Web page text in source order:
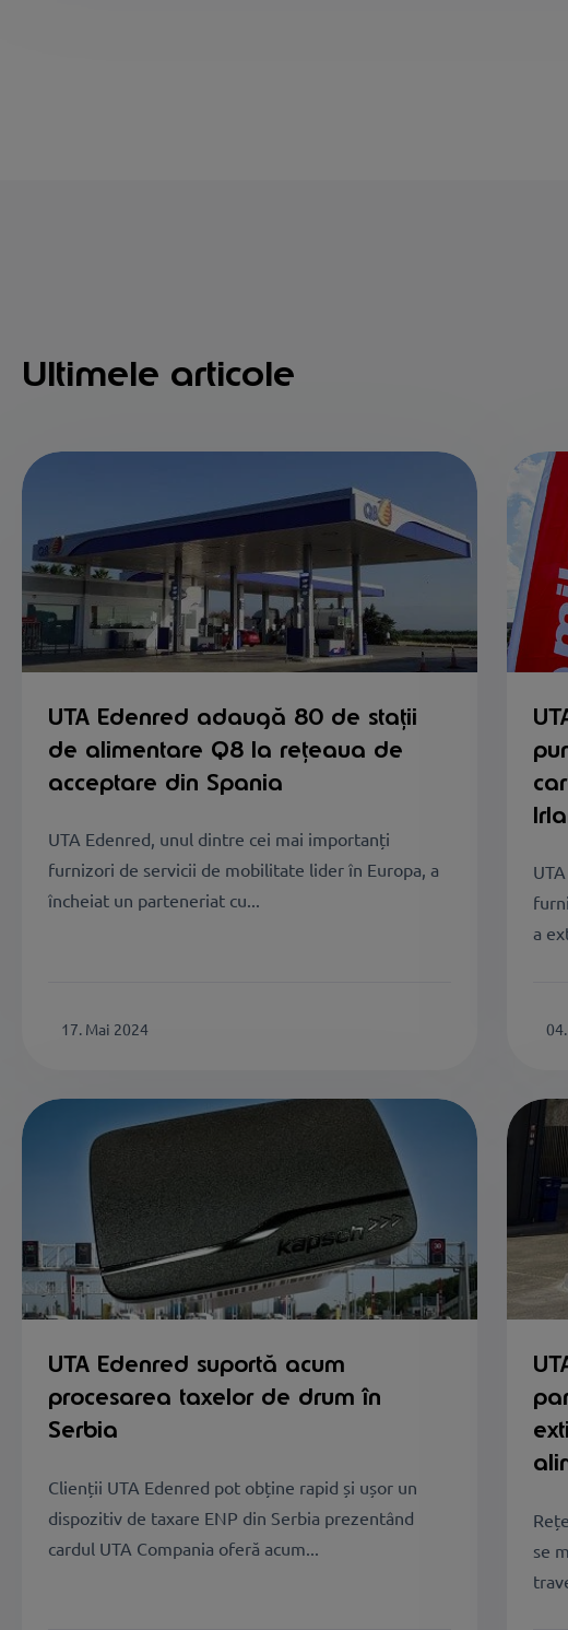
Ultimele articole
UTA Edenred adaugă 80 de stații
de alimentare Q8 la rețeaua de
acceptare din Spania
UTA Edenred, unul dintre cei mai importanți
furnizori de servicii de mobilitate lider în Europa, a
încheiat un parteneriat cu...
17. Mai 2024
a
UTA Edenred suportă acum
procesarea taxelor de drum în
Serbia
Clienții UTA Edenred pot obține rapid și ușor un
dispozitiv de taxare ENP din Serbia prezentând
cardul UTA Compania oferă acum...
se